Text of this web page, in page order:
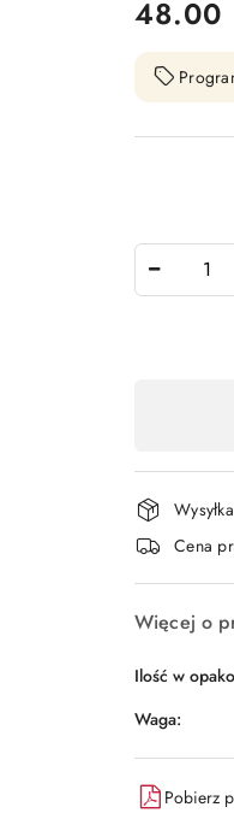
cena:
48.00
i
Cena
Więcej o
Ilość w
Waga:
Pobierz